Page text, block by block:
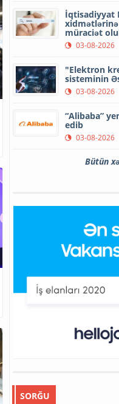
İqtisadiyyat
müraciət
03-08-2026
"Elektron
sisteminin
03-08-2026
“Alibaba”
edib
03-08-2026
Bütün
SORĞU